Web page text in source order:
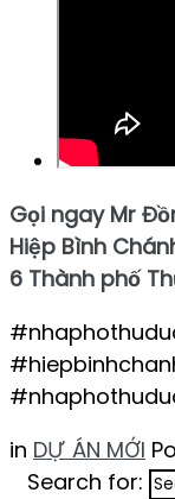
Gọi ngay Mr
Hiệp Bình
6 Thành phố
in DỰ ÁN MỚI
Search for: